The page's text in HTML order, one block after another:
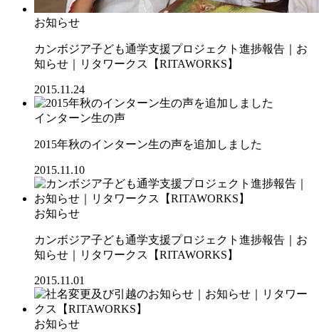
お知らせ
カンボジア子ども通学支援プロジェクト進捗報告｜お
知らせ｜リタワークス【RITAWORKS】
2015.11.24
インターン生の声
2015年秋のインターン生の声を追加しました
2015.11.10
お知らせ
カンボジア子ども通学支援プロジェクト進捗報告｜お
知らせ｜リタワークス【RITAWORKS】
2015.11.01
お知らせ